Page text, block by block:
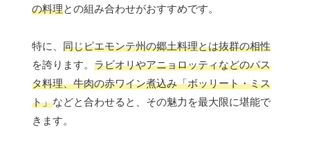
の料理との組み合わせがおすすめです。
特に、 同じピエモンテ州の郷土料理とは抜群の相性
を誇ります。 ラビオリやアニョロッティなどのパス
タ料理、牛肉の赤ワイン煮込み「ボッリート・ミス
ト」などと合わせると、その魅力を最大限に堪能で
きます。